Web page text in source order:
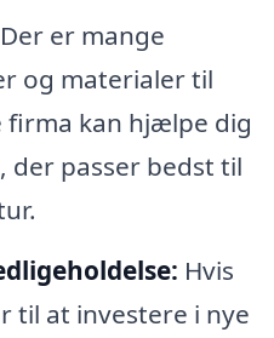
Der er mange
og materialer til
firma kan hjælpe dig
passer bedst til
Hvis
til at investere i nye